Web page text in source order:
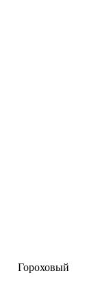
Гороховый